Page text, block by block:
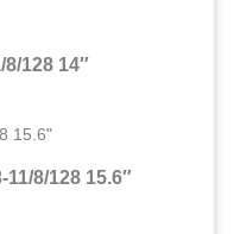
128 14″
8/128 15.6″